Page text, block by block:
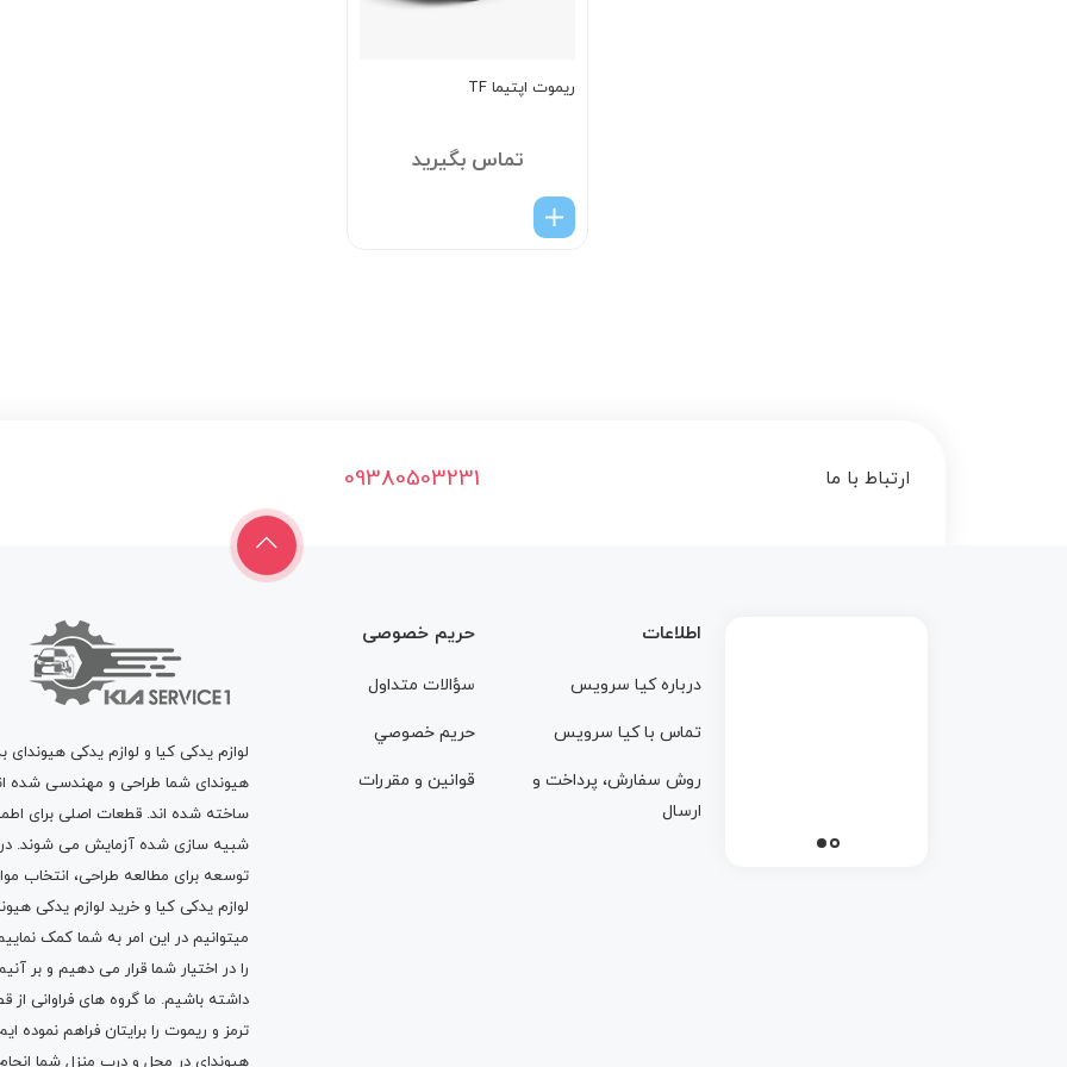
ریموت اپتیما TF
تماس بگیرید
ارتباط با ما 09380503231
اطلاعات
درباره کيا سرويس
تماس با کيا سرويس
روش سفارش، پرداخت و
ارسال
حریم خصوصی
سؤالات متداول
حريم خصوصي
قوانين و مقررات
لوازم یدکی کیا و لوازم یدکی
هیوندای شما طراحی و مهندسی شده
ساخته شده اند. قطعات اصلی برای
شبیه سازی شده آزمایش می شوند. در
توسعه برای مطالعه طراحی،
لوازم یدکی کیا و خرید لوازم یدکی
میتوانیم در این امر به شما کمک
را در اختیار شما قرار می دهیم و بر
داشته باشیم. ما گروه های فراوانی
ترمز و ریموت را برایتان فراهم
هیوندای در محل و درب منزل شما